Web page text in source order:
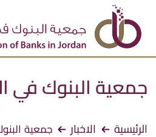
جمعية البنوك في
الرئيسية الاخبار جمعية